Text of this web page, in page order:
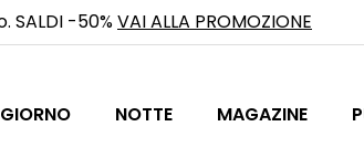
-50%VAI ALLA PROMOZIONE
GIORNO NOTTE MAGAZINE